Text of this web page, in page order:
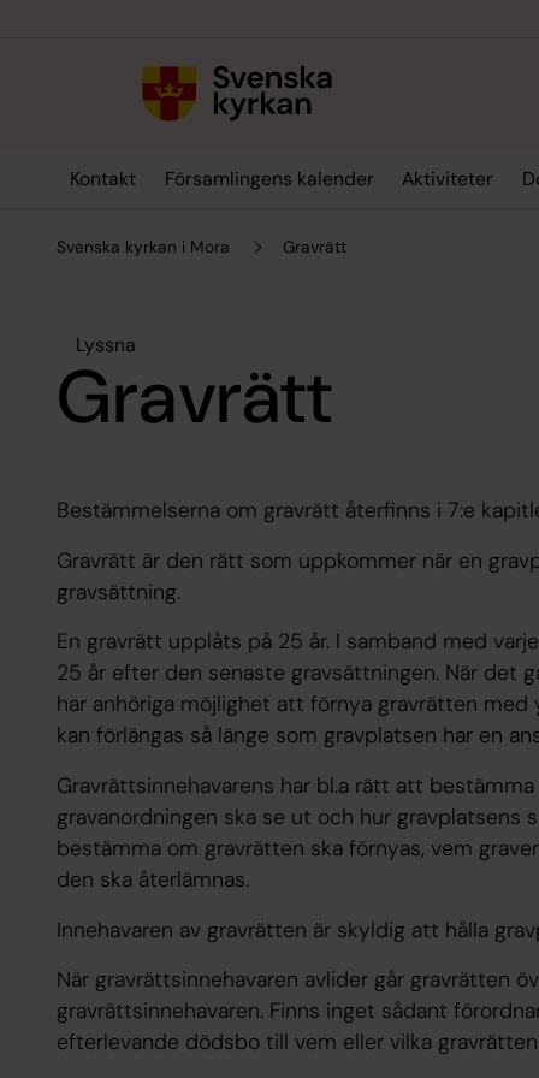
Kontakt Församlingens kalender Aktiviteter
Svenska kyrkan i Mora Gravrätt
Lyssna
Gravrätt
Bestämmelserna om gravrätt återfinns i 7:e
Gravrätt är den rätt som uppkommer när en
gravsättning.
En gravrätt upplåts på 25 år. I samband med
25 år efter den senaste gravsättningen. När det
har anhöriga möjlighet att förnya gravrätten med
kan förlängas så länge som gravplatsen har en
Gravrättsinnehavarens har bl.a rätt att
gravanordningen ska se ut och hur gravplatsens
bestämma om gravrätten ska förnyas, vem
den ska återlämnas.
Innehavaren av gravrätten är skyldig att hålla
När gravrättsinnehavaren avlider går gravrätten
gravrättsinnehavaren. Finns inget sådant
efterlevande dödsbo till vem eller vilka gravrätten